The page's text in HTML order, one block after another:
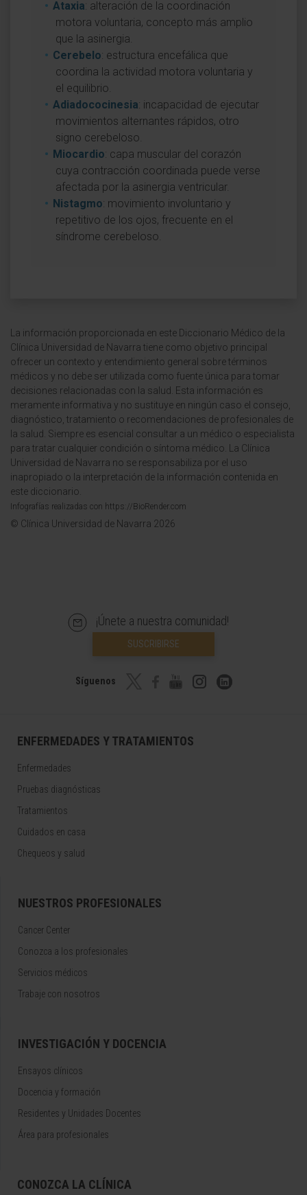
Ataxia: alteración de la coordinación
motora voluntaria, concepto más amplio
que la asinergia.
Cerebelo: estructura encefálica que
coordina la actividad motora voluntaria y
el equilibrio.
Adiadococinesia: incapacidad de ejecutar
movimientos alternantes rápidos, otro
signo cerebeloso.
Miocardio: capa muscular del corazón
cuya contracción coordinada puede verse
afectada por la asinergia ventricular.
Nistagmo: movimiento involuntario y
repetitivo de los ojos, frecuente en el
síndrome cerebeloso.
La información proporcionada en este Diccionario Médico de la
Clínica Universidad de Navarra tiene como objetivo principal
ofrecer un contexto y entendimiento general sobre términos
médicos y no debe ser utilizada como fuente única para tomar
decisiones relacionadas con la salud. Esta información es
meramente informativa y no sustituye en ningún caso el consejo,
diagnóstico, tratamiento o recomendaciones de profesionales de
la salud. Siempre es esencial consultar a un médico o especialista
para tratar cualquier condición o síntoma médico. La Clínica
Universidad de Navarra no se responsabiliza por el uso
inapropiado o la interpretación de la información contenida en
este diccionario.
Infografías realizadas con https://BioRender.com
© Clínica Universidad de Navarra 2026
¡Únete a nuestra comunidad!
SUSCRIBIRSE
Síguenos
ENFERMEDADES Y TRATAMIENTOS
Enfermedades
Pruebas diagnósticas
Tratamientos
Cuidados en casa
Chequeos y salud
NUESTROS PROFESIONALES
Cancer Center
Conozca a los profesionales
Servicios médicos
Trabaje con nosotros
INVESTIGACIÓN Y DOCENCIA
Ensayos clínicos
Docencia y formación
Residentes y Unidades Docentes
Área para profesionales
CONOZCA LA CLÍNICA